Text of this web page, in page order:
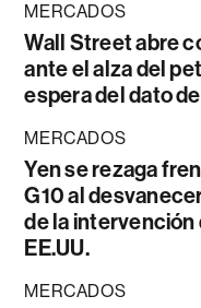
MERCADOS
Wall Street abre
ante el alza del
espera del dato
MERCADOS
Yen se rezaga
G10 al
de la intervención
EE.UU.
MERCADOS